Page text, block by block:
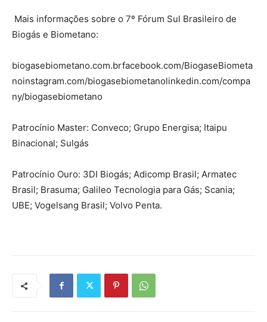
Mais informações sobre o 7º Fórum Sul Brasileiro de
Biogás e Biometano:
biogasebiometano.com.brfacebook.com/BiogaseBiometa
noinstagram.com/biogasebiometanolinkedin.com/compa
ny/biogasebiometano
Patrocínio Master: Conveco; Grupo Energisa; Itaipu
Binacional; Sulgás
Patrocínio Ouro: 3DI Biogás; Adicomp Brasil; Armatec
Brasil; Brasuma; Galileo Tecnologia para Gás; Scania;
UBE; Vogelsang Brasil; Volvo Penta.